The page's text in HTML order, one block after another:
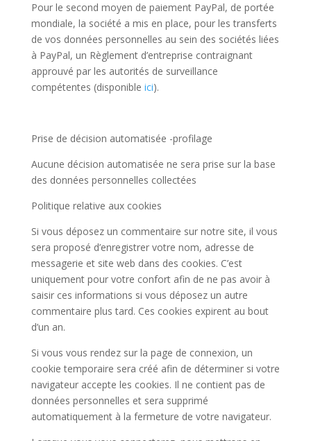
Pour le second moyen de paiement PayPal, de portée
mondiale, la société a mis en place, pour les transferts
de vos données personnelles au sein des sociétés liées
à PayPal, un Règlement d’entreprise contraignant
approuvé par les autorités de surveillance
compétentes (disponible ici).
Prise de décision automatisée -profilage
Aucune décision automatisée ne sera prise sur la base
des données personnelles collectées
Politique relative aux cookies
Si vous déposez un commentaire sur notre site, il vous
sera proposé d’enregistrer votre nom, adresse de
messagerie et site web dans des cookies. C’est
uniquement pour votre confort afin de ne pas avoir à
saisir ces informations si vous déposez un autre
commentaire plus tard. Ces cookies expirent au bout
d’un an.
Si vous vous rendez sur la page de connexion, un
cookie temporaire sera créé afin de déterminer si votre
navigateur accepte les cookies. Il ne contient pas de
données personnelles et sera supprimé
automatiquement à la fermeture de votre navigateur.